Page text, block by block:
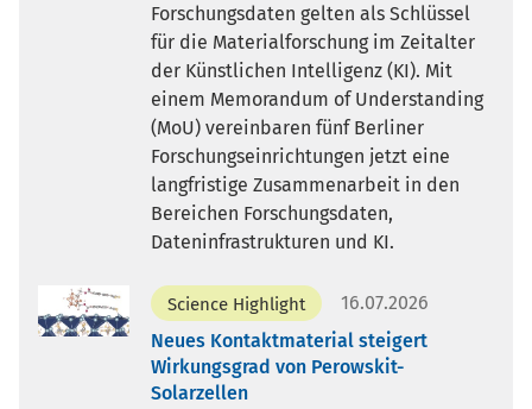
Forschungsdaten gelten als Schlüssel
für die Materialforschung im Zeitalter
der Künstlichen Intelligenz (KI). Mit
einem Memorandum of Understanding
(MoU) vereinbaren fünf Berliner
Forschungseinrichtungen jetzt eine
langfristige Zusammenarbeit in den
Bereichen Forschungsdaten,
Dateninfrastrukturen und KI.
Science Highlight
16.07.2026
Neues Kontaktmaterial steigert
Wirkungsgrad von Perowskit-
Solarzellen